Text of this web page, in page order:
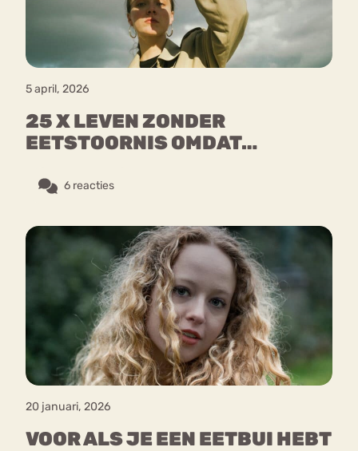
5 april, 2026
25 X LEVEN ZONDER
EETSTOORNIS OMDAT…
6 reacties
20 januari, 2026
VOOR ALS JE EEN EETBUI HEBT